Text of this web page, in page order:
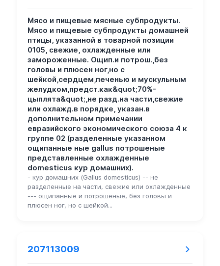
Мясо и пищевые мясные субпродукты.
Мясо и пищевые субпродукты домашней
птицы, указанной в товарной позиции
0105, свежие, охлажденные или
замороженные. Ощип.и потрош.,без
головы и плюсен ног,но с
шейкой,сердцем,печенью и мускульным
желудком,предст.как&quot;70%-
цыплята&quot;,не разд.на части,свежие
или охлажд.в порядке, указан.в
дополнительном примечании
евразийского экономического союза 4 к
группе 02 (разделенные указанном
ощипанные ные gallus потрошеные
представленные охлажденные
domesticus кур домашних).
- кур домашних (Gallus domesticus) -- не
разделенные на части, свежие или охлажденные
--- ощипанные и потрошеные, без головы и
плюсен ног, но с шейкой...
207113009